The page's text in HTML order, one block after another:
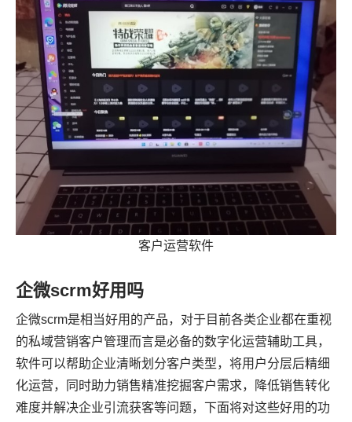
客户运营软件
企微scrm好用吗
企微scrm是相当好用的产品，对于目前各类企业都在重视
的私域营销客户管理而言是必备的数字化运营辅助工具，
软件可以帮助企业清晰划分客户类型，将用户分层后精细
化运营，同时助力销售精准挖掘客户需求，降低销售转化
难度并解决企业引流获客等问题，下面将对这些好用的功